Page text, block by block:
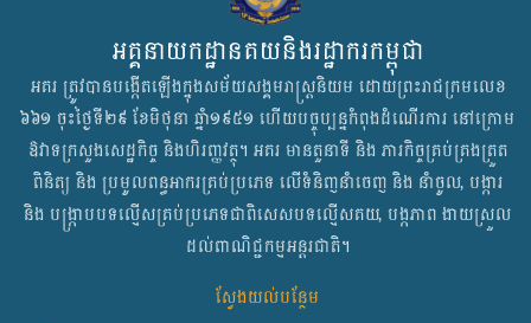
អគ្គនាយកដ្ឋានគយនិងរដ្ឋាករកម្ពុជា
អគរ ត្រូវបានបង្កើតឡើង​ក្នុងសម័យសង្គមរាស្ត្រនិយម​ ដោយ​ព្រះរាជក្រមលេខ
៦៦១ ចុះថ្ងៃទី២៩ ខែមិថុនា ឆ្នាំ១៩៥១ ហើយបច្ចុប្បន្នកំពុងដំណើរការ​ នៅក្រោម​
ឱវាទ​ក្រសួងសេដ្ឋកិច្ច និងហិរញ្ញវត្ថុ​។ អគរ មានតួនាទី និង ភារកិច្ច​គ្រប់គ្រងត្រួត
ពិនិត្យ និង ប្រមូលពន្ធអាករគ្រប់ប្រភេទ លើទំនិញនាំចេញ និង នាំចូល, បង្ការ
និង បង្ក្រាបបទល្មើសគ្រប់ប្រភេទជាពិសេសបទល្មើសគយ, បង្កភាព ងាយស្រួល
ដល់ពាណិជ្ជកម្មអន្តរជាតិ។
ស្វែងយល់បន្ថែម